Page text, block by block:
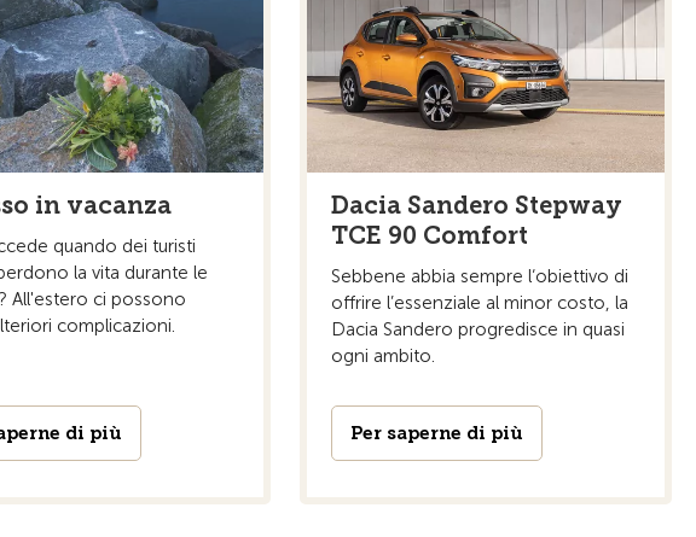
in vacanza
quando dei turisti
la vita durante le
All'estero ci possono
complicazioni.
di più
Dacia Sandero Stepway
TCE 90 Comfort
Sebbene abbia sempre l‘obiettivo di
offrire l’essenziale al minor costo, la
Dacia Sandero progredisce in quasi
ogni ambito.
Per saperne di più